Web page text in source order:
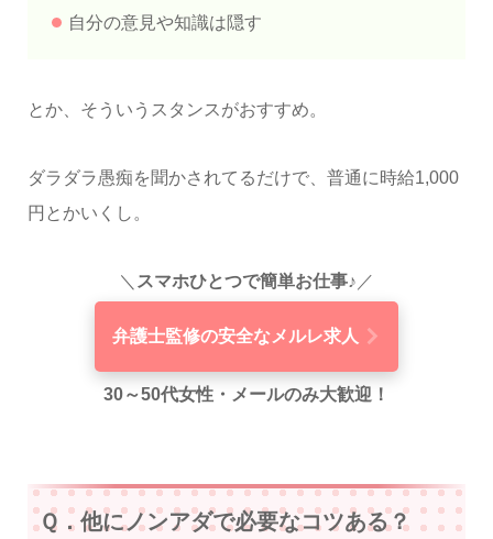
自分の意見や知識は隠す
とか、そういうスタンスがおすすめ。
ダラダラ愚痴を聞かされてるだけで、普通に時給1,000
円とかいくし。
＼ スマホひとつで簡単お仕事♪ ／
弁護士監修の安全なメルレ求人
30～50代女性・メールのみ大歓迎！
Ｑ．他にノンアダで必要なコツある？